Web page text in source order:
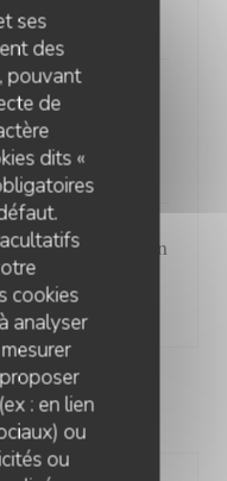
ses
des
pouvant
de
dits «
cookies
analyser
: en lien
ou
ou
fraiches
mariné
de poulet , thon